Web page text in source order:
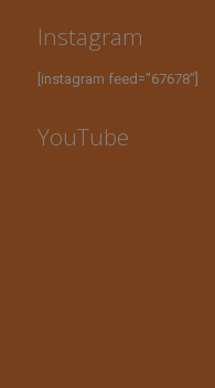
Instagram
[instagram feed="67678"]
YouTube